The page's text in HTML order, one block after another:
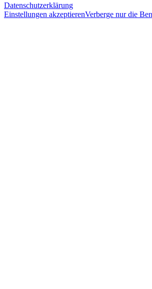
Datenschutzerklärung
Einstellungen akzeptierenVerberge nur die